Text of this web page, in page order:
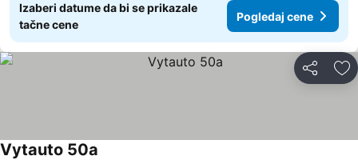
Izaberi datume da bi se prikazale
tačne cene
Pogledaj cene
Deli
Vytauto 50a